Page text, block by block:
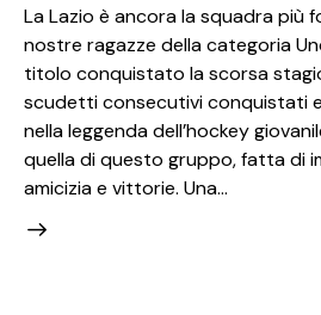
La Lazio è ancora la squadra più
nostre ragazze della categoria
titolo conquistato la scorsa
scudetti consecutivi conquistati
nella leggenda dell’hockey
quella di questo gruppo, fatta di
amicizia e vittorie. Una…